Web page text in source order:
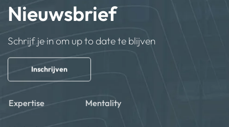
Nieuwsbrief
Schrijf je in om up to date te blijven
Inschrijven
Expertise Mentality